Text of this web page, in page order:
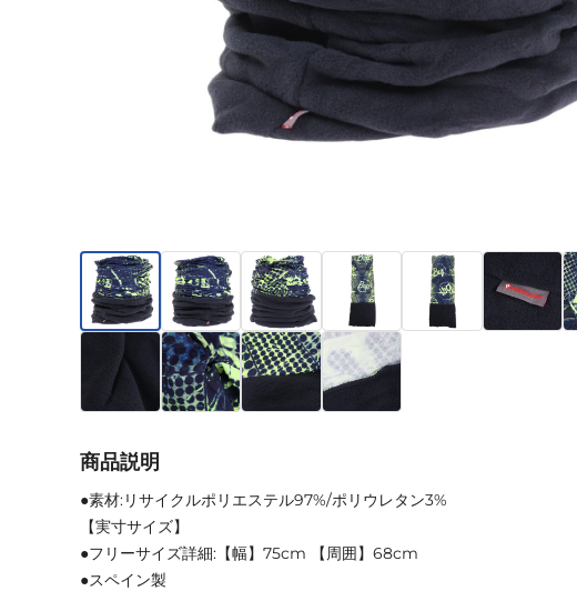
商品説明
●素材:リサイクルポリエステル97%/ポリウレタン3%
【実寸サイズ】
●フリーサイズ詳細:【幅】75cm 【周囲】68cm
●スペイン製